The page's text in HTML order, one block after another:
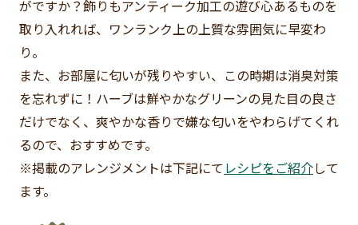
がですか？飾りもアンティーク加工の遊び心あるものを
取り入れれば、ワンランク上の上質な雰囲気に早変わ
り。
また、お部屋に匂いが残りやすい、この時期は消臭対策
を忘れずに！ハーブは鮮やかなグリーンの見た目の良さ
だけでなく、爽やかな香りで嫌な匂いをやわらげてくれ
るので、おすすめです。
※掲載のアレンジメントは下記にて レシピをご紹介して
ます。